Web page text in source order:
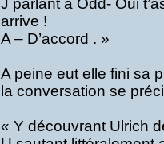
J parlant à Odd- Oui
arrive !
A – D’accord . »
A peine eut elle fini sa
la conversation se
« Y découvrant Ulrich